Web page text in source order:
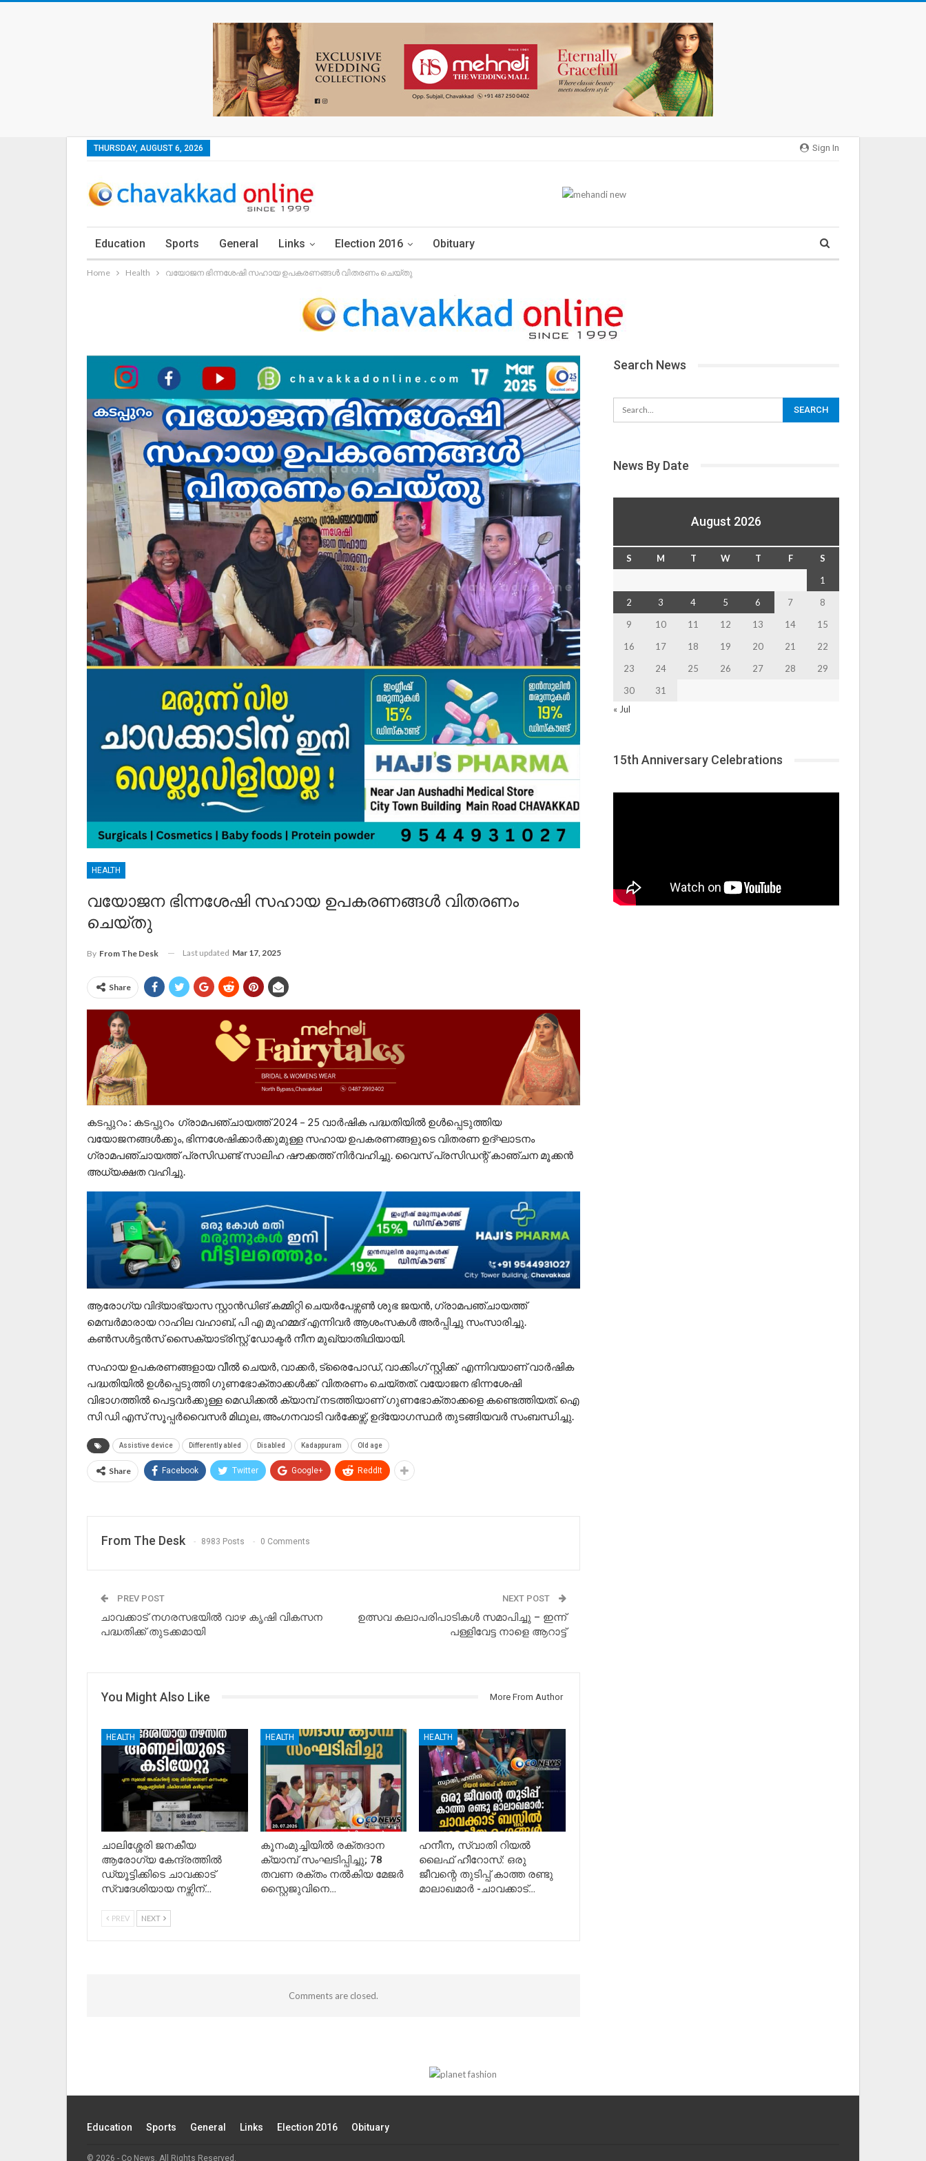
Sign In
THURSDAY, AUGUST 6, 2026
Education Sports General Links Election 2016 Obituary
Home Health വയോജന ഭിന്നശേഷി സഹായ ഉപകരണങ്ങൾ വിതരണം ചെയ്തു
HEALTH
വയോജന ഭിന്നശേഷി സഹായ ഉപകരണങ്ങൾ വിതരണം
ചെയ്തു
By From The Desk Last updated Mar 17, 2025
Share
കടപ്പുറം : കടപ്പുറം ഗ്രാമപഞ്ചായത്ത് 2024 – 25 വാർഷിക പദ്ധതിയിൽ ഉൾപ്പെടുത്തിയ
വയോജനങ്ങൾക്കും, ഭിന്നശേഷിക്കാർക്കുമുള്ള സഹായ ഉപകരണങ്ങളുടെ വിതരണ ഉദ്ഘാടനം
ഗ്രാമപഞ്ചായത്ത് പ്രസിഡണ്ട് സാലിഹ ഷൗക്കത്ത് നിർവഹിച്ചു. വൈസ് പ്രസിഡന്റ് കാഞ്ചന മൂക്കൻ
അധ്യക്ഷത വഹിച്ചു.
ആരോഗ്യ വിദ്യാഭ്യാസ സ്റ്റാൻഡിങ് കമ്മിറ്റി ചെയർപേഴ്സൺ ശുഭ ജയൻ, ഗ്രാമപഞ്ചായത്ത്
മെമ്പർമാരായ റാഹില വഹാബ്, പി എ മുഹമ്മദ് എന്നിവർ ആശംസകൾ അർപ്പിച്ചു സംസാരിച്ചു.
കൺസൾട്ടൻസ് സൈക്യാട്രിസ്റ്റ് ഡോക്ടർ നീന മുഖ്യാതിഥിയായി.
സഹായ ഉപകരണങ്ങളായ വീൽ ചെയർ, വാക്കർ, ട്രൈപോഡ്, വാക്കിംഗ് സ്റ്റിക്ക് എന്നിവയാണ് വാർഷിക
പദ്ധതിയിൽ ഉൾപ്പെടുത്തി ഗുണഭോക്താക്കൾക്ക് വിതരണം ചെയ്തത്. വയോജന ഭിന്നശേഷി
വിഭാഗത്തിൽ പെട്ടവർക്കുള്ള മെഡിക്കൽ ക്യാമ്പ് നടത്തിയാണ് ഗുണഭോക്താക്കളെ കണ്ടെത്തിയത്. ഐ
സി ഡി എസ് സൂപ്പർവൈസർ മിഥുല, അംഗനവാടി വർക്കേഴ്സ്, ഉദ്യോഗസ്ഥർ തുടങ്ങിയവർ സംബന്ധിച്ചു.
Assistive device Differently abled Disabled Kadappuram Old age
Share Facebook Twitter Google+ ReddIt
From The Desk 8983 Posts 0 Comments
PREV POST
ചാവക്കാട് നഗരസഭയിൽ വാഴ കൃഷി വികസന
പദ്ധതിക്ക് തുടക്കമായി
NEXT POST
ഉത്സവ കലാപരിപാടികൾ സമാപിച്ചു – ഇന്ന്
പള്ളിവേട്ട നാളെ ആറാട്ട്
You Might Also Like More From Author
HEALTH
ചാലിശ്ശേരി ജനകീയ
ആരോഗ്യ കേന്ദ്രത്തിൽ
ഡ്യൂട്ടിക്കിടെ ചാവക്കാട്
സ്വദേശിയായ നഴ്സിന്…
HEALTH
കൂനംമുച്ചിയിൽ രക്തദാന
ക്യാമ്പ് സംഘടിപ്പിച്ചു; 78
തവണ രക്തം നൽകിയ മേജർ
സ്റ്റൈജുവിനെ…
HEALTH
ഹനീന, സ്വാതി റിയൽ
ലൈഫ് ഹീറോസ്: ഒരു
ജീവന്റെ തുടിപ്പ് കാത്ത രണ്ടു
മാലാഖമാർ -ചാവക്കാട്…
PREV NEXT
Comments are closed.
Search News
News By Date
August 2026
S M T W T F
S
1
2
3 4 5 6 7
8
9
10 11 12 13 14
15
16
17 18 19 20 21
22
23
24 25 26 27 28
29
30
31
« Jul
15th Anniversary Celebrations
Education Sports General Links Election 2016 Obituary
© 2026 - Co News. All Rights Reserved.